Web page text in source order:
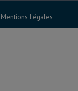
Mentions Légales